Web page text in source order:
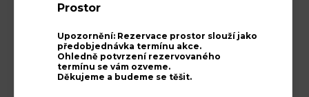
Salonek Duha
Prostor
Upozornění: Rezervace prostor slouží jako
předobjednávka termínu akce.
Ohledně potvrzení rezervovaného
termínu se vám ozveme.
Děkujeme a budeme se těšit.